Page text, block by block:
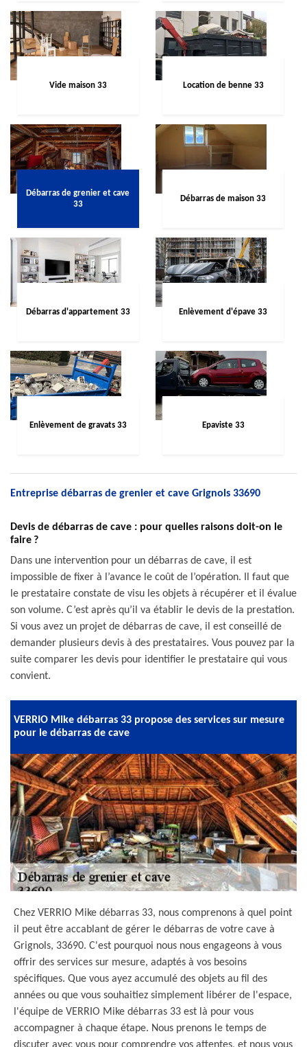
Vide maison 33 Location de benne 33
Débarras de grenier et cave
33
Débarras de maison 33
Débarras d'appartement 33 Enlèvement d'épave 33
Enlèvement de gravats 33 Epaviste 33
Entreprise débarras de grenier et cave Grignols 33690
Devis de débarras de cave : pour quelles raisons doit-on le
faire ?
Dans une intervention pour un débarras de cave, il est
impossible de fixer à l’avance le coût de l’opération. Il faut que
le prestataire constate de visu les objets à récupérer et il évalue
son volume. C’est après qu’il va établir le devis de la prestation.
Si vous avez un projet de débarras de cave, il est conseillé de
demander plusieurs devis à des prestataires. Vous pouvez par la
suite comparer les devis pour identifier le prestataire qui vous
convient.
VERRIO Mike débarras 33 propose des services sur mesure
pour le débarras de cave
Chez VERRIO Mike débarras 33, nous comprenons à quel point
il peut être accablant de gérer le débarras de votre cave à
Grignols, 33690. C'est pourquoi nous nous engageons à vous
offrir des services sur mesure, adaptés à vos besoins
spécifiques. Que vous ayez accumulé des objets au fil des
années ou que vous souhaitiez simplement libérer de l'espace,
l'équipe de VERRIO Mike débarras 33 est là pour vous
accompagner à chaque étape. Nous prenons le temps de